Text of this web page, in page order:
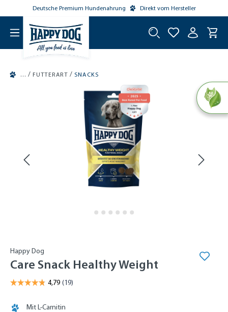
springen
Deutsche Premium Hundenahrung Direkt vom Hersteller
/ FUTTERART / SNACKS
Happy Dog
Care Snack Healthy Weight
Mit L-Carnitin